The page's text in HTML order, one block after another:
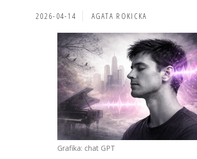
2026-04-14 AGATA ROKICKA
Grafika: chat GPT